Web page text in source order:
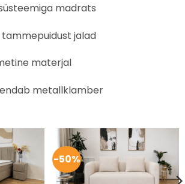
madrats
jalad
materjal
metallklamber
-50%